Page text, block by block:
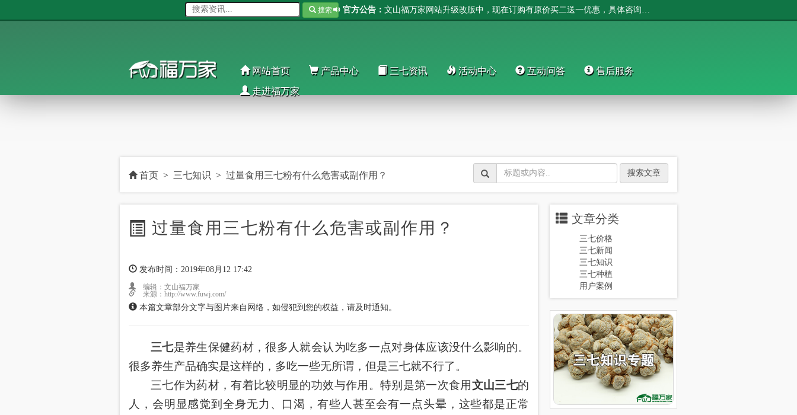
搜索 官方公告： 文山福万家网站升级改版中，现在订购有原价买二送一优惠，具体咨询：0876-2137111
网站首页 产品中心 三七资讯 活动中心 互动问答
售后服务
走进福万家
首页 > 三七知识 > 过量食用三七粉有什么危害或副作用？ 搜索文章
过量食用三七粉有什么危害或副作用？
发布时间：2019年08月12 17:42
编辑：文山福万家
来源：http://www.fuwj.com/
本篇文章部分文字与图片来自网络，如侵犯到您的权益，请及时通知。
三七是养生保健药材，很多人就会认为吃多一点对身体应该没什么影响的。
很多养生产品确实是这样的，多吃一些无所谓，但是三七就不行了。
三七作为药材，有着比较明显的功效与作用。特别是第一次食用文山三七的
人，会明显感觉到全身无力、口渴，有些人甚至会有一点头晕，这些都是正常
文章分类
三七价格
三七新闻
三七知识
三七种植
用户案例